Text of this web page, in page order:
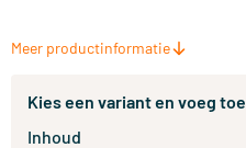
Meer productinformatie
Kies een variant en voeg toe
Inhoud